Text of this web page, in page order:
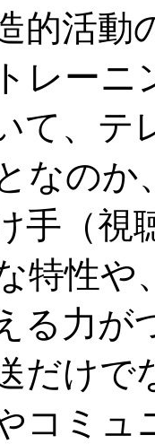
的活動
レーニ
て、テ
なのか
手（視
特性や
る力
だけ
コミュ